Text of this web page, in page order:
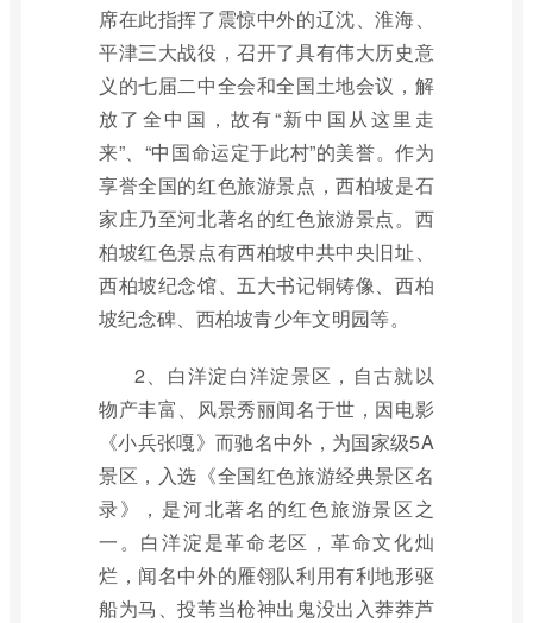
席在此指挥了震惊中外的辽沈、淮海、
平津三大战役，召开了具有伟大历史意
义的七届二中全会和全国土地会议，解
放了全中国，故有“新中国从这里走
来”、“中国命运定于此村”的美誉。作为
享誉全国的红色旅游景点，西柏坡是石
家庄乃至河北著名的红色旅游景点。西
柏坡红色景点有西柏坡中共中央旧址、
西柏坡纪念馆、五大书记铜铸像、西柏
坡纪念碑、西柏坡青少年文明园等。
2、白洋淀白洋淀景区，自古就以
物产丰富、风景秀丽闻名于世，因电影
《小兵张嘎》而驰名中外，为国家级5A
景区，入选《全国红色旅游经典景区名
录》，是河北著名的红色旅游景区之
一。白洋淀是革命老区，革命文化灿
烂，闻名中外的雁翎队利用有利地形驱
船为马、投苇当枪神出鬼没出入莽莽芦